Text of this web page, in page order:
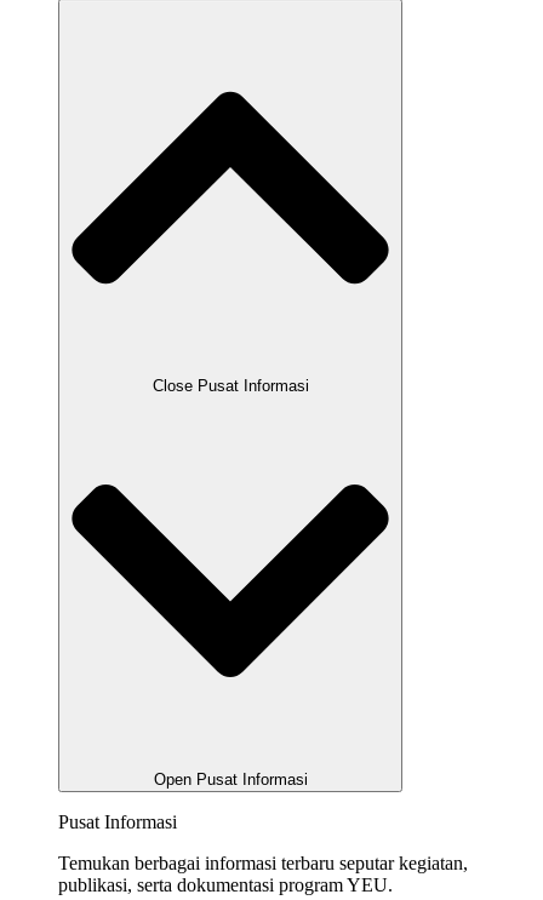
Close Pusat Informasi
Open Pusat Informasi
Pusat Informasi
Temukan berbagai informasi terbaru seputar kegiatan,
publikasi, serta dokumentasi program YEU.